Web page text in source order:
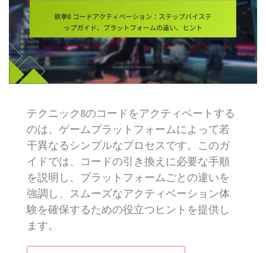
テクニック8のコードをアクティベートする
のは、ゲームプラットフォームによって若
干異なるシンプルなプロセスです。このガ
イドでは、コードの引き換えに必要な手順
を説明し、プラットフォームごとの違いを
強調し、スムーズなアクティベーション体
験を確保するための役立つヒントを提供し
ます。